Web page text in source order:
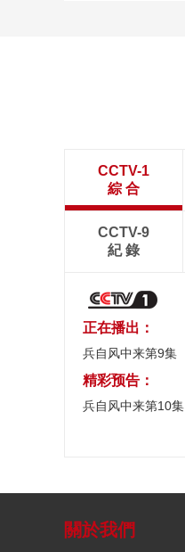
CCTV-1
綜 合
CCTV-9
紀 錄
正在播出：
兵自风中来第9集
精彩预告：
兵自风中来第10集
關於我們